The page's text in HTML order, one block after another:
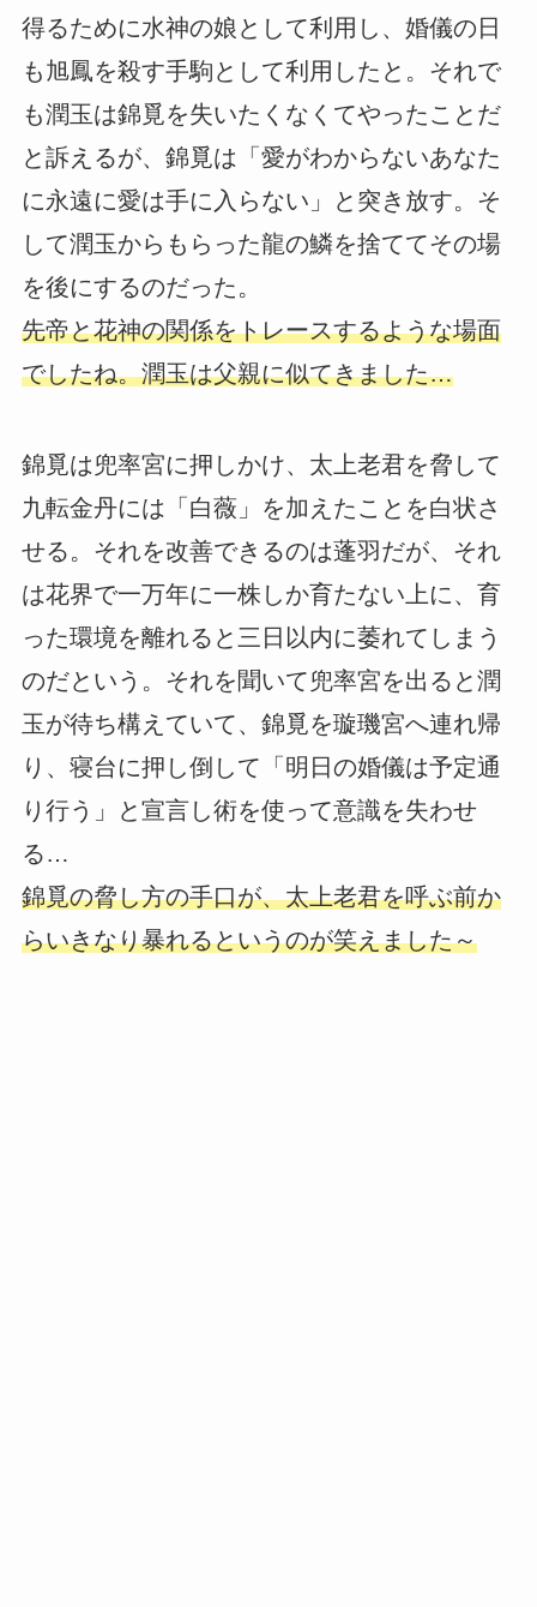
得るために水神の娘として利用し、婚儀の日
も旭鳳を殺す手駒として利用したと。それで
も潤玉は錦覓を失いたくなくてやったことだ
と訴えるが、錦覓は「愛がわからないあなた
に永遠に愛は手に入らない」と突き放す。そ
して潤玉からもらった龍の鱗を捨ててその場
を後にするのだった。
先帝と花神の関係をトレースするような場面
でしたね。潤玉は父親に似てきました…
錦覓は兜率宮に押しかけ、太上老君を脅して
九転金丹には「白薇」を加えたことを白状さ
せる。それを改善できるのは蓬羽だが、それ
は花界で一万年に一株しか育たない上に、育
った環境を離れると三日以内に萎れてしまう
のだという。それを聞いて兜率宮を出ると潤
玉が待ち構えていて、錦覓を璇璣宮へ連れ帰
り、寝台に押し倒して「明日の婚儀は予定通
り行う」と宣言し術を使って意識を失わせ
る…
錦覓の脅し方の手口が、太上老君を呼ぶ前か
らいきなり暴れるというのが笑えました～